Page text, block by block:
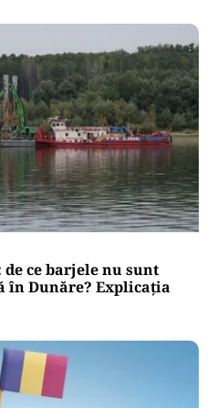
ce barjele nu sunt
în Dunăre? Explicația